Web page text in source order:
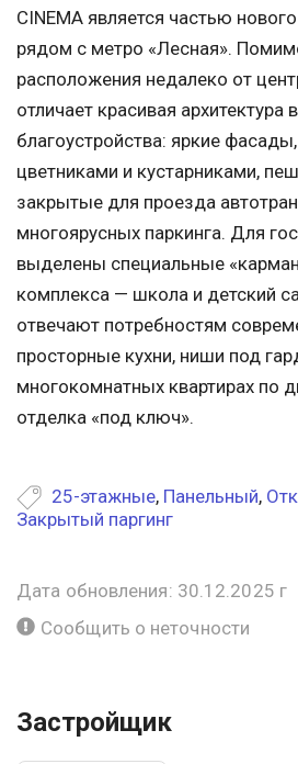
CINEMA является частью
рядом с метро «Лесная».
расположения недалеко от
отличает красивая архитектура
благоустройства: яркие
цветниками и кустарниками,
закрытые для проезда
многоярусных паркинга. Для
выделены специальные
комплекса — школа и детский
отвечают потребностям
просторные кухни, ниши под
многокомнатных квартирах по
отделка «под ключ».
25-этажные, Панельный,
Закрытый паргинг
Дата обновления: 30.12.2025 г
Сообщить о неточности
Застройщик